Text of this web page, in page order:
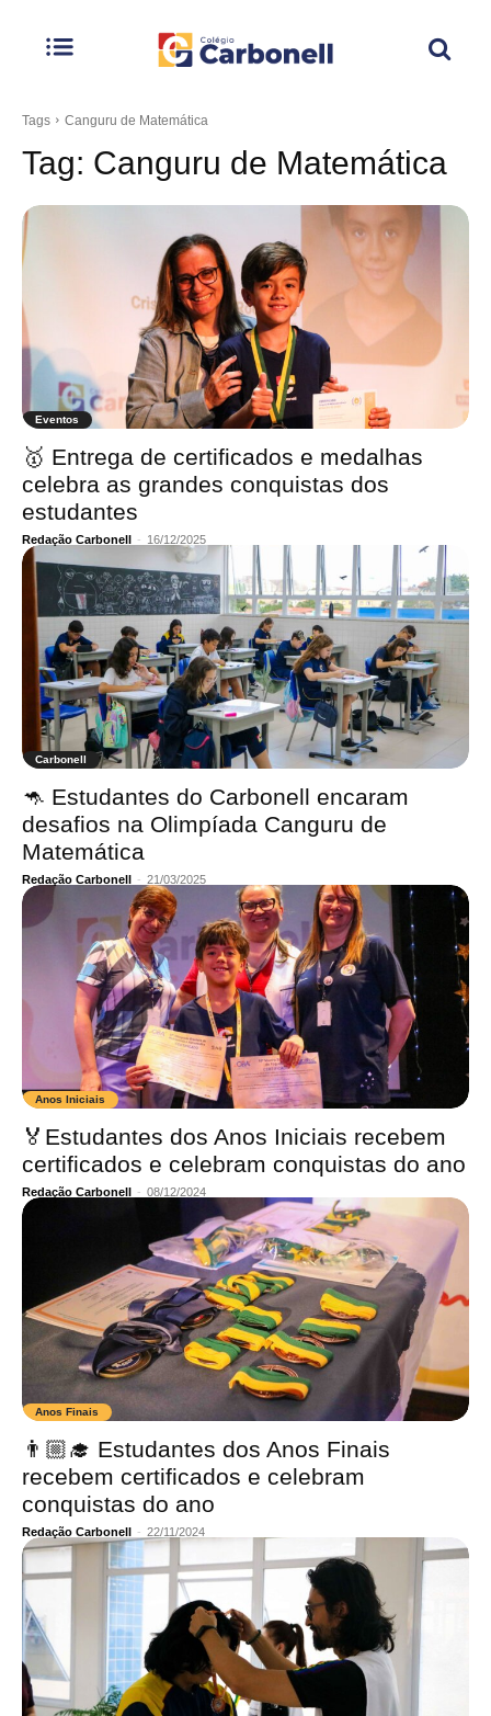
Tags Canguru de Matemática
Tag: Canguru de Matemática
Eventos
🥇 Entrega de certificados e medalhas
celebra as grandes conquistas dos
estudantes
Redação Carbonell - 16/12/2025
Carbonell
🦘 Estudantes do Carbonell encaram
desafios na Olimpíada Canguru de
Matemática
Redação Carbonell - 21/03/2025
Anos Iniciais
🏅Estudantes dos Anos Iniciais recebem
certificados e celebram conquistas do ano
Redação Carbonell - 08/12/2024
Anos Finais
👨🏼‍🎓 Estudantes dos Anos Finais
recebem certificados e celebram
conquistas do ano
Redação Carbonell - 22/11/2024